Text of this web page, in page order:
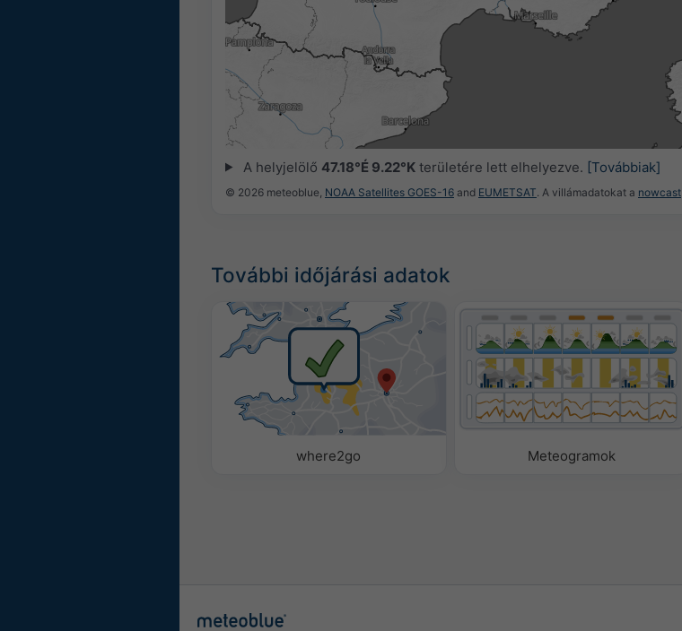
03:30 03:45 04:00 04:15 05:30
A helyjelölő 47.18°É 9.22°Kterületére lett elhelyezve. [Továbbiak]
© 2026 meteoblue, NOAA Satellites GOES-16 and EUMETSAT. A villámadatokat a nowcast
További időjárási adatok
where2go Meteogramok